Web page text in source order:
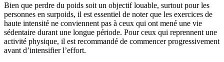
Bien que perdre du poids soit un objectif louable, surtout pour les
personnes en surpoids, il est essentiel de noter que les exercices de
haute intensité ne conviennent pas à ceux qui ont mené une vie
sédentaire durant une longue période. Pour ceux qui reprennent une
activité physique, il est recommandé de commencer progressivement
avant d’intensifier l’effort.